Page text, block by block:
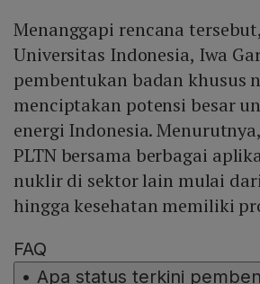
Menanggapi rencana
Universitas Indonesia, Iwa
pembentukan badan khusus
menciptakan potensi besar
energi Indonesia.
PLTN bersama berbagai
nuklir di sektor lain mulai
hingga kesehatan memiliki
FAQ
• Apa status terkini